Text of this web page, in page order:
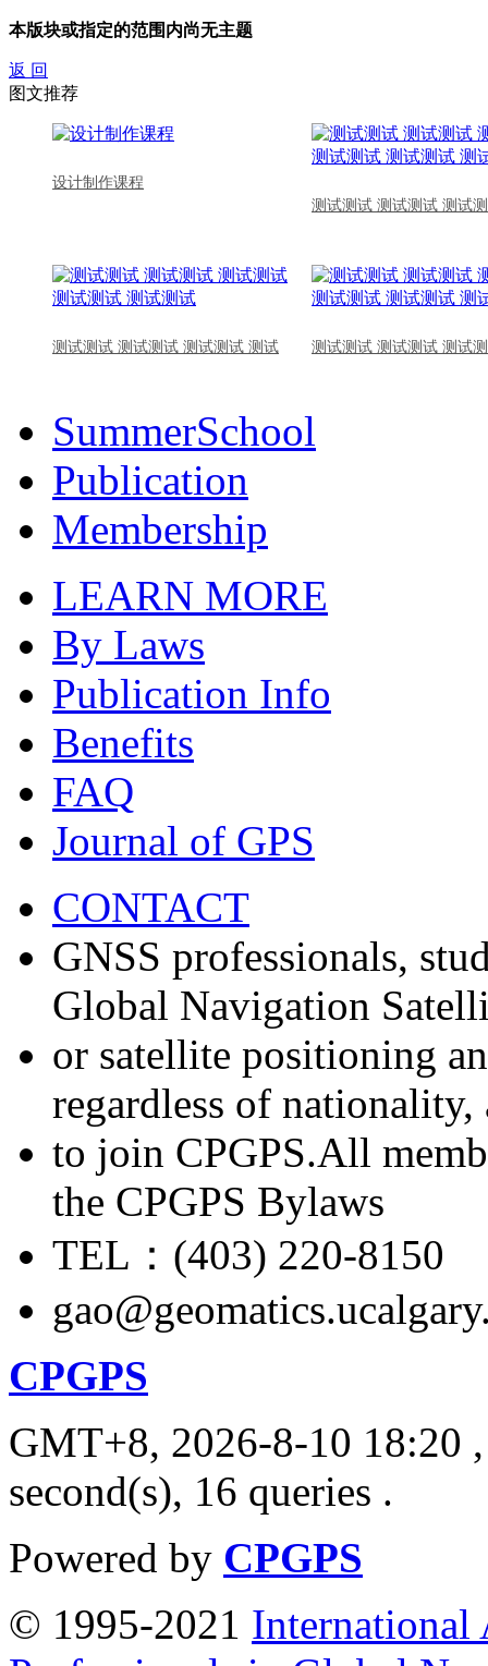
本版块或指定的范围内尚无主题
返 回
图文推荐
设计制作课程
测试测试 测试测试 测试
测试测试 测试测试 测试测试 测试 测试测试 测试测试 测试
SummerSchool
Publication
Membership
LEARN MORE
By Laws
Publication Info
Benefits
FAQ
Journal of GPS
CONTACT
GNSS professionals,
Global Navigation
or satellite positioning
regardless of nationality,
to join CPGPS.All
the CPGPS Bylaws
TEL：(403) 220-8150
CPGPS
GMT+8, 2026-8-10 18:20
second(s), 16 queries .
Powered by CPGPS
© 1995-2021 International